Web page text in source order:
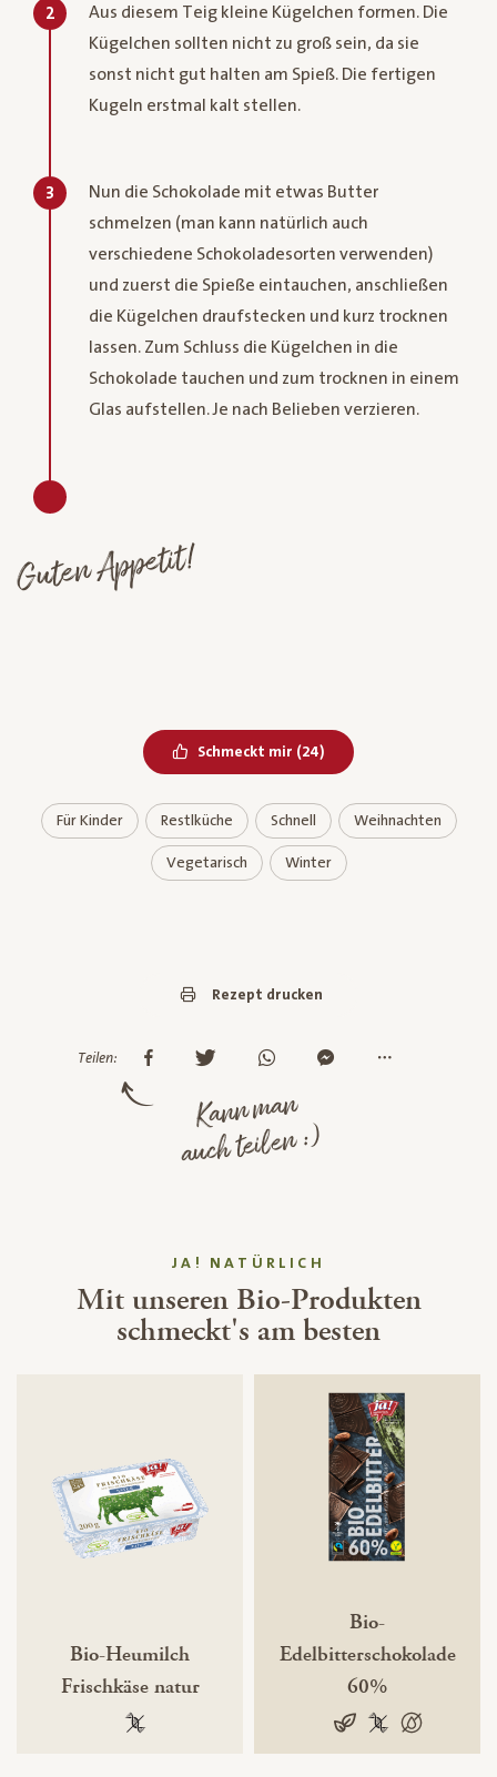
2
Aus diesem Teig kleine Kügelchen formen. Die
Kügelchen sollten nicht zu groß sein, da sie
sonst nicht gut halten am Spieß. Die fertigen
Kugeln erstmal kalt stellen.
3
Nun die Schokolade mit etwas Butter
schmelzen (man kann natürlich auch
verschiedene Schokoladesorten verwenden)
und zuerst die Spieße eintauchen, anschließen
die Kügelchen draufstecken und kurz trocknen
lassen. Zum Schluss die Kügelchen in die
Schokolade tauchen und zum trocknen in einem
Glas aufstellen. Je nach Belieben verzieren.
Guten Appetit!
Schmeckt mir Bereits geliked
(24)
Für Kinder Restlküche Schnell Weihnachten
Vegetarisch Winter
Rezept drucken
Teilen:
Kann man
auch teilen :)
JA! NATÜRLICH
Mit unseren Bio-Produkten
schmeckt's am besten
Bio-Heumilch
Frischkäse natur
100 % gentechnikfrei
Bio-
Edelbitterschokolade
60%
100% pflanzlich
vegan100 %100 %